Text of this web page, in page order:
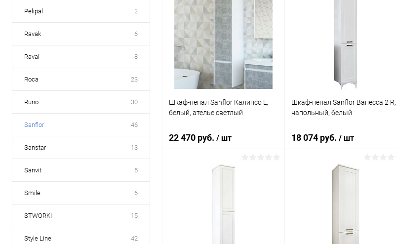
Pelipal 2
Ravak 6
Raval 8
Roca 23
Runo 30
Sanflor 46
Sanstar 13
Sanvit 5
Smile 6
STWORKI 15
Style Line 42
В корзину
Купить в 1 клик Сравнение
В избранное Под заказ В избранное
Шкаф-пенал Sanflor Калипсо L,
белый, ателье светлый
22 470 руб. / шт
Шкаф-пенал Sanflor Ванесса 2 R,
напольный, белый
18 074 руб. / шт